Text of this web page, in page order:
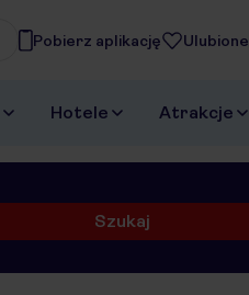
Pobierz aplikację Ulubione
Hotele Atrakcje
Szukaj